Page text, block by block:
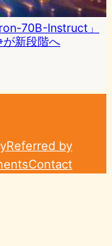
70B-Instruct」
が新段階へ
Referred by
Contact